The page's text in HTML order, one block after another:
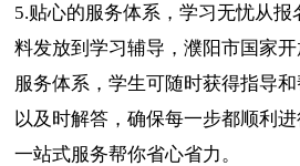
5.贴心的服务体系，学习无忧从
料发放到学习辅导，濮阳市国家
服务体系，学生可随时获得指导
以及时解答，确保每一步都顺利
一站式服务帮你省心省力。